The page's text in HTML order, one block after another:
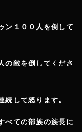
１００人を倒して
敵を倒してくださ
して怒ります。
ての部族の族長に